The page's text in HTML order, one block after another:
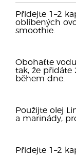
Přidejte 1–2
oblíbených
smoothie.
Obohaťte
tak, že přidáte
během dne.
Použijte olej
a marinády,
Přidejte 1–2